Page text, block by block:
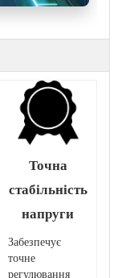
Точна
стабільність
напруги
Забезпечує
точне
регулювання